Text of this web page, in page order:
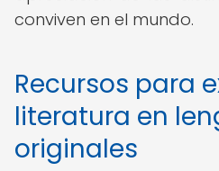
conviven en el mundo.
Recursos para
literatura en
originales